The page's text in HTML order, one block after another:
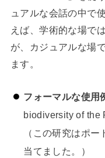
ュアルな会話の中で
えば、学術的な場で
が、カジュアルな場
ます。
フォーマルな使用
biodiversity of the
（この研究はポ
当てました。）